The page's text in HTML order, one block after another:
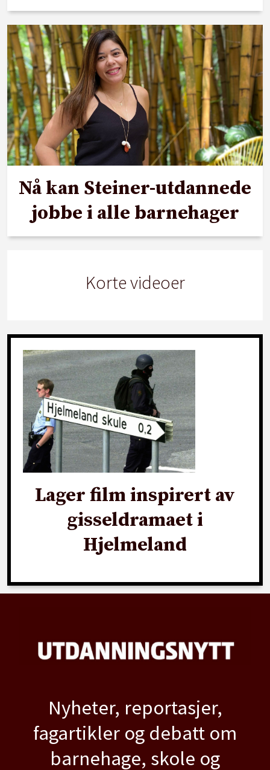
Nå kan Steiner-utdannede
jobbe i alle barnehager
Korte videoer
Lager film inspirert av
gisseldramaet i
Hjelmeland
Nyheter, reportasjer,
fagartikler og debatt om
barnehage, skole og